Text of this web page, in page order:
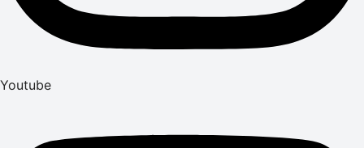
Youtube